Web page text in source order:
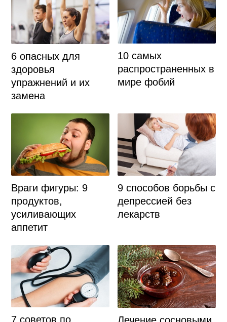
6 опасных для
здоровья
упражнений и их
замена
10 самых
распространенных в
мире фобий
Враги фигуры: 9
продуктов,
усиливающих
аппетит
9 способов борьбы с
депрессией без
лекарств
7 советов по